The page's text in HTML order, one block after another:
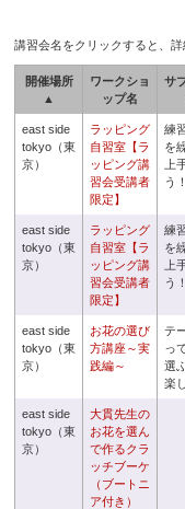
講習会名をクリックすると、
開催場所
▲
ワークショ
ップ名
サ
east side
tokyo（東
京）
ラッピング
自習室【ラ
ッピング講
習会受講者
限定】
練
を
上
う！
east side
tokyo（東
京）
ラッピング
自習室【ラ
ッピング講
習会受講者
限定】
練
を
上
う！
east side
tokyo（東
京）
お花の選び
方講座～実
践編～
テ
っ
選
楽
east side
tokyo（東
京）
大貫先生の
お花を選ん
で作るクラ
ッチブーケ
（ブートニ
ア付き）